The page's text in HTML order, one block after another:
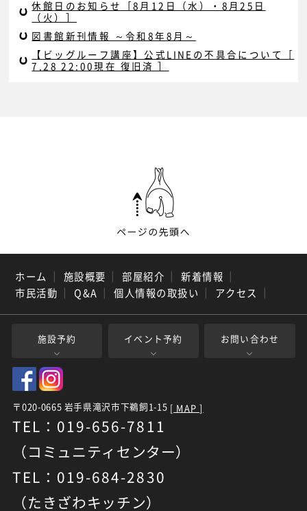
休館日のお知らせ［8月12日（水）・8月25日
（火）］
図書館新刊情報 ～令和8年8月～
【ビッグルーフ講座】公式LINEの不具合について［
7.28 22:00現在 復旧済 ］
ホーム ｜ 施設概要 ｜ 部屋紹介 ｜ 新着情報 ｜
市民活動 ｜ Q&A ｜ 個人情報の取扱い ｜ アクセス ｜
施設予約 イベント予約 お問い合わせ
〒020-0665 岩手県滝沢市下鵜飼1-15 [ MAP ]
TEL：019-656-7811
（コミュニティセンター）
TEL：019-684-2830
（たきざわキッチン）